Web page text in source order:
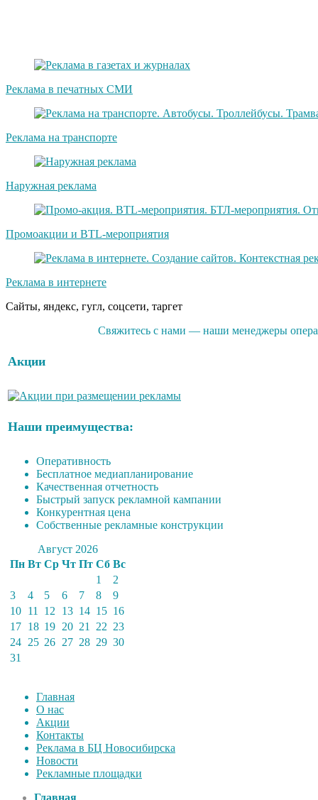
Реклама в печатных СМИ
Реклама на транспорте
Наружная реклама
Промоакции и BTL-мероприятия
Реклама в интернете
Сайты, яндекс, гугл, соцсети, таргет
Свяжитесь с нами — наши менеджеры
Акции
Наши преимущества:
Оперативность
Бесплатное медиапланирование
Качественная отчетность
Быстрый запуск рекламной кампании
Конкурентная цена
Собственные рекламные конструкции
Август 2026
Пн Вт Ср Чт Пт Сб Вс
1
2
3
4 5 6 7 8
9
10 11 12 13 14 15 16
17 18 19 20 21 22 23
24 25 26 27 28 29 30
31
Главная
О нас
Акции
Контакты
Реклама в БЦ Новосибирска
Новости
Рекламные площадки
Главная